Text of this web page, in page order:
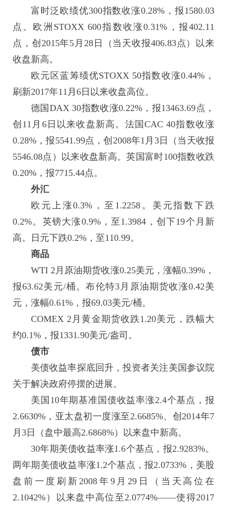
富时泛欧绩优300指数收涨0.28%，报1580.03
点。欧洲STOXX 600指数收涨0.31%，报402.11
点，创2015年5月28日（当天收报406.83点）以来
收盘新高。
欧元区蓝筹绩优STOXX 50指数收涨0.44%，
刷新2017年11月6日以来收盘高位。
德国DAX 30指数收涨0.22%，报13463.69点，
创11月6日以来收盘新高。法国CAC 40指数收涨
0.28%，报5541.99点，创2008年1月3日（当天收报
5546.08点）以来收盘新高。英国富时100指数收跌
0.20%，报7715.44点。
外汇
欧元上涨0.3%，至1.2258。美元指数下跌
0.2%。英镑大涨0.9%，至1.3984，创下19个月新
高。日元下跌0.2%，至110.99。
商品
WTI 2月原油期货收涨0.25美元，涨幅0.39%，
报63.62美元/桶。布伦特3月原油期货收涨0.42美
元，涨幅0.61%，报69.03美元/桶。
COMEX 2月黄金期货收跌1.20美元，跌幅大
约0.1%，报1331.90美元/盎司。
债市
美债收益率探底回升，投资者关注美国参议院
关于解决政府停摆的进展。
美国10年期基准国债收益率涨2.4个基点，报
2.6630%，亚太盘初一度涨至2.6685%、创2014年7
月3日（盘中最高2.6868%）以来盘中新高。
30年期美债收益率涨1.6个基点，报2.9283%。
两年期美债收益率涨1.2个基点，报2.0733%， 美股
盘前一度刷新2008年9月29日（当天高位在
2.1042%）以来盘中高位至2.0774%——使得2017